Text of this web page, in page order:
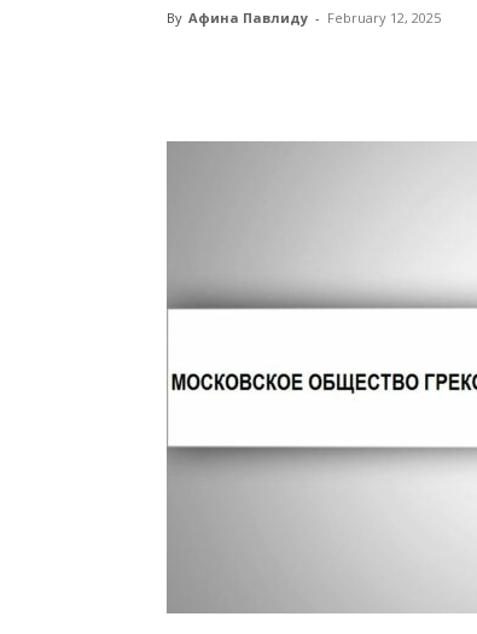
By Афина Павлиду - February 12, 2025